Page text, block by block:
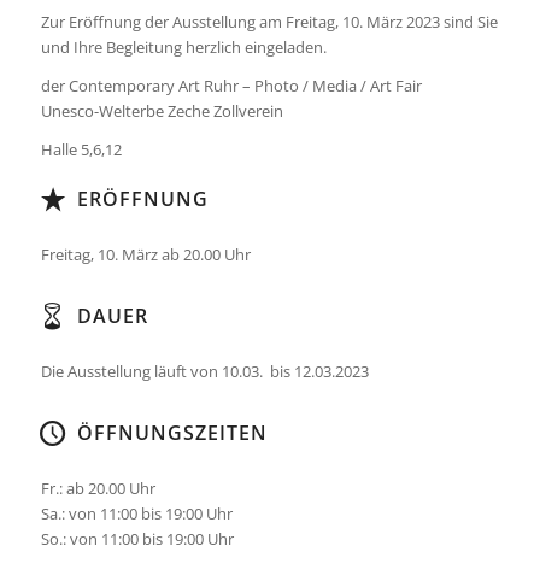
Zur Eröffnung der Ausstellung am Freitag, 10. März 2023 sind Sie
und Ihre Begleitung herzlich eingeladen.
der Contemporary Art Ruhr – Photo / Media / Art Fair
Unesco-Welterbe Zeche Zollverein
Halle 5,6,12
ERÖFFNUNG
Freitag, 10. März ab 20.00 Uhr
DAUER
Die Ausstellung läuft von 10.03. bis 12.03.2023
ÖFFNUNGSZEITEN
Fr.: ab 20.00 Uhr
Sa.: von 11:00 bis 19:00 Uhr
So.: von 11:00 bis 19:00 Uhr